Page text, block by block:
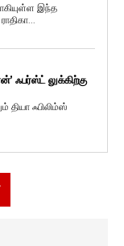
இந்த
ஃபர்ஸ்ட் லுக்கிற்கு
தியா ஃபிலிம்ஸ்